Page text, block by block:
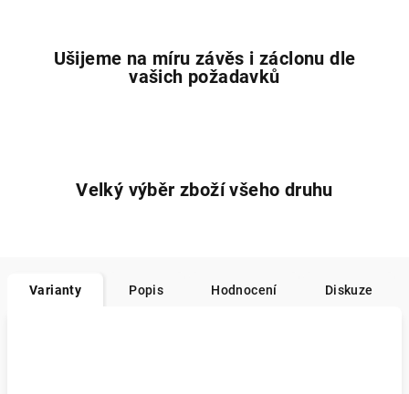
Ušijeme na míru závěs i záclonu dle
vašich požadavků
Velký výběr zboží všeho druhu
Varianty Popis Hodnocení Diskuze